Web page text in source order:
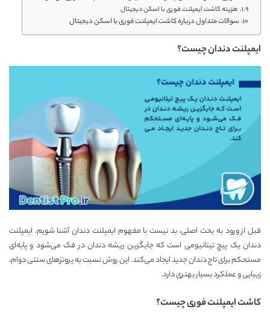
هزینه کاشت ایمپلنت فوری با اسکن دیجیتال
سوالات متداول درباره کاشت ایمپلنت فوری با اسکن دیجیتال
ایمپلنت دندان چیست؟
قبل از ورود به بحث اصلی، بد نیست با مفهوم ایمپلنت دندان آشنا شویم. ایمپلنت
دندان یک پیچ تیتانیومی است که جایگزین ریشه دندان در فک می‌شود و پایه‌ای
مستحکم برای تاج دندان جدید ایجاد می‌کند. این روش نسبت به پروتزهای سنتی دوام،
زیبایی و عملکرد بسیار بهتری دارد.
کاشت ایمپلنت فوری چیست؟